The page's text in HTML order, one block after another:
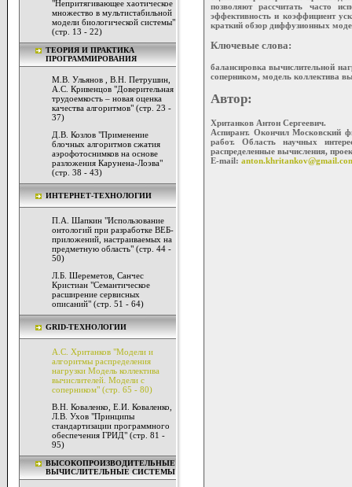
"Непритягивающее хаотическое
множество в мультистабильной
модели биологической системы"
(стр. 13 - 22)
ТЕОРИЯ И ПРАКТИКА
ПРОГРАММИРОВАНИЯ
М.В. Ульянов , В.Н. Петрушин,
А.С. Кривенцов "Доверительная
трудоемкость – новая оценка
качества алгоритмов" (стр. 23 -
37)
Д.В. Козлов "Применение
блочных алгоритмов сжатия
аэрофотоснимков на основе
разложения Карунена-Лоэва"
(стр. 38 - 43)
ИНТЕРНЕТ-ТЕХНОЛОГИИ
П.А. Шапкин "Использование
онтологий при разработке ВЕБ-
приложений, настраиваемых на
предметную область" (стр. 44 -
50)
Л.Б. Шереметов, Санчес
Кристиан "Семантическое
расширение сервисных
описаний" (стр. 51 - 64)
GRID-ТЕХНОЛОГИИ
А.С. Хританков "Модели и
алгоритмы распределения
нагрузки Модель коллектива
вычислителей. Модели с
соперником" (стр. 65 - 80)
В.Н. Коваленко, Е.И. Коваленко,
Л.В. Ухов "Принципы
стандартизации программного
обеспечения ГРИД" (стр. 81 -
95)
ВЫСОКОПРОИЗВОДИТЕЛЬНЫЕ
ВЫЧИСЛИТЕЛЬНЫЕ СИСТЕМЫ
позволяют рассчитать часто
эффективность и коэффициент
краткий обзор диффузионных
Ключевые слова:
балансировка вычислительной
соперником, модель коллектива
Автор:
Хританков Антон Сергеевич.
Аспирант. Окончил Московский
работ. Область научных
распределенные вычисления,
E-mail: